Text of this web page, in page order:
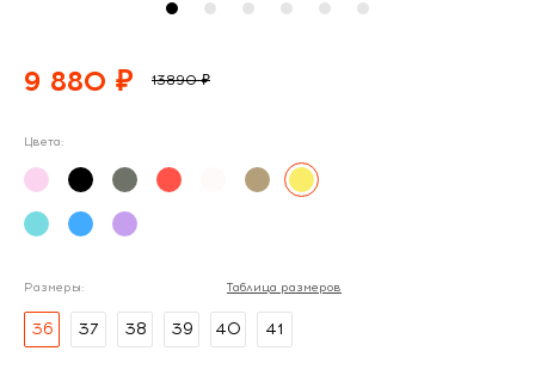
9 880 ₽ 13890 ₽
Цвета:
Размеры: Таблица размеров
36 37 38 39 40 41